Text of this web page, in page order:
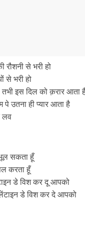
से भरी हो
से भरी हो
तभी इस दिल को क़रार आता
पे उतना ही प्यार आता है
लव
सकता हूँ
करता हूँ
डे विश कर दू आपको
डे विश कर दे आपको